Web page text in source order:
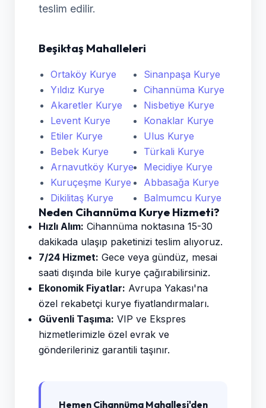
teslim edilir.
Beşiktaş Mahalleleri
Ortaköy Kurye
Yıldız Kurye
Akaretler Kurye
Levent Kurye
Etiler Kurye
Bebek Kurye
Arnavutköy Kurye
Kuruçeşme Kurye
Dikilitaş Kurye
Sinanpaşa Kurye
Cihannüma Kurye
Nisbetiye Kurye
Konaklar Kurye
Ulus Kurye
Türkali Kurye
Mecidiye Kurye
Abbasağa Kurye
Balmumcu Kurye
Neden Cihannüma Kurye Hizmeti?
Hızlı Alım: Cihannüma noktasına 15-30
dakikada ulaşıp paketinizi teslim alıyoruz.
7/24 Hizmet: Gece veya gündüz, mesai
saati dışında bile kurye çağırabilirsiniz.
Ekonomik Fiyatlar: Avrupa Yakası'na
özel rekabetçi kurye fiyatlandırmaları.
Güvenli Taşıma: VIP ve Ekspres
hizmetlerimizle özel evrak ve
gönderileriniz garantili taşınır.
Hemen Cihannüma Mahallesi'den